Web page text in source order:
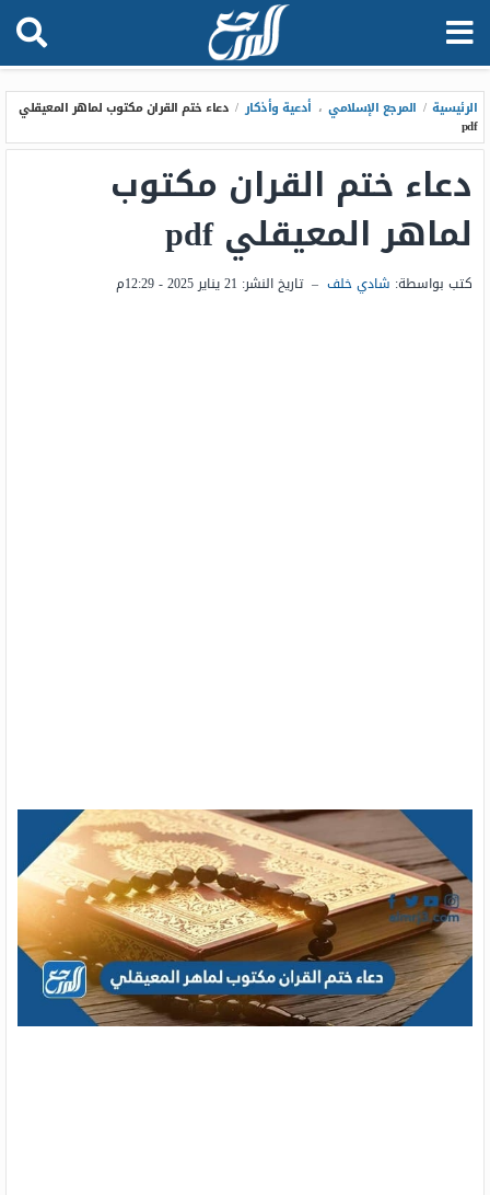
الرئيسية / المرجع الإسلامي ، أدعية وأذكار / دعاء ختم القران مكتوب لماهر المعيقلي
pdf
دعاء ختم القران مكتوب
لماهر المعيقلي pdf
كتب بواسطة: شادي خلف – تاريخ النشر: 21 يناير 2025 - 12:29م